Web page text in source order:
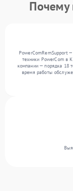
PowerComRemSupport
техники PowerCom в
компании — порядка 18
время работы
более 12 000
обращений, включая